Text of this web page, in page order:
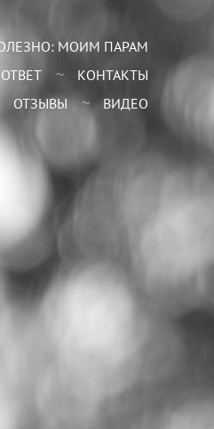
МОИМ ПАРАМ
КОНТАКТЫ
ОТЗЫВЫ
ВИДЕО